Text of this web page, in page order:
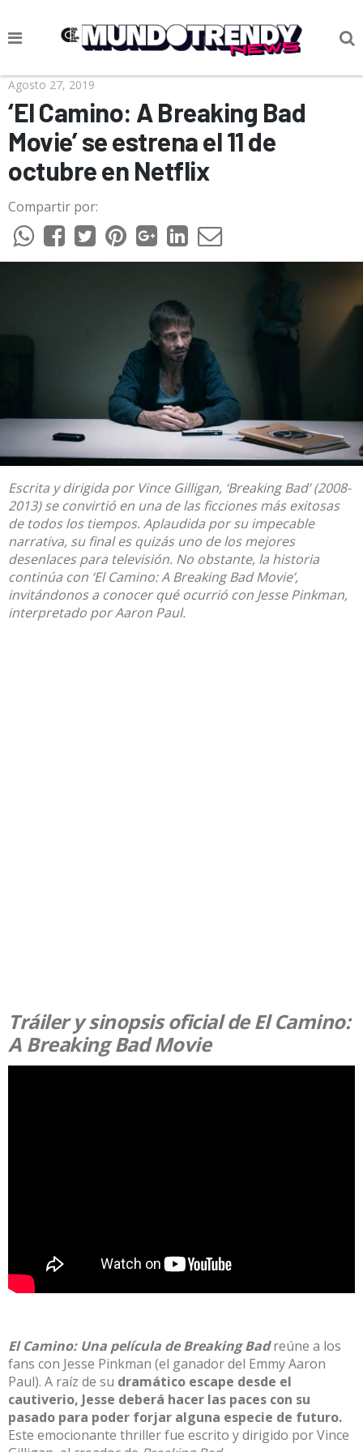
NOTICIAS
CULTURA POP
CIENCIA Y TECNOLOGÍA
VIDA
SOCIEDAD
CULTURIZANDO.COM
Agosto 27, 2019
‘El Camino: A Breaking Bad
Movie’ se estrena el 11 de
octubre en Netflix
Compartir por:
Escrita y dirigida por Vince Gilligan, ‘Breaking Bad’ (2008-
2013) se convirtió en una de las ficciones más exitosas
de todos los tiempos. Aplaudida por su impecable
narrativa, su final es quizás uno de los mejores
desenlaces para televisión. No obstante, la historia
continúa con ‘El Camino: A Breaking Bad Movie’,
invitándonos a conocer qué ocurrió con Jesse Pinkman,
interpretado por Aaron Paul.
Tráiler y sinopsis oficial de El Camino:
A Breaking Bad Movie
El Camino: Una película de Breaking Bad reúne a los
fans con Jesse Pinkman (el ganador del Emmy Aaron
Paul). A raíz de su dramático escape desde el
cautiverio, Jesse deberá hacer las paces con su
pasado para poder forjar alguna especie de futuro.
Este emocionante thriller fue escrito y dirigido por Vince